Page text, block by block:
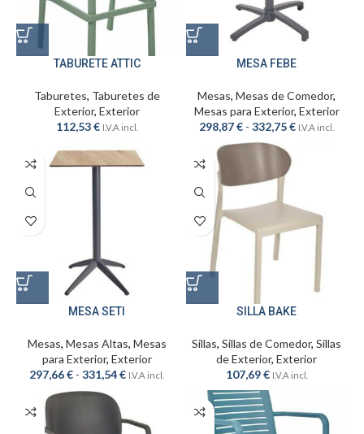
TABURETE ATTIC
Taburetes, Taburetes de
Exterior, Exterior
112,53€ I.V.A incl.
MESA FEBE
Mesas,Mesas de Comedor,
Mesas para Exterior, Exterior
298,87€ - 332,75€ I.V.A incl.
MESA SETI
Mesas, Mesas Altas, Mesas
para Exterior, Exterior
297,66€ - 331,54€ I.V.A incl.
SILLA BAKE
Sillas,Sillas de Comedor,Sillas
de Exterior,Exterior
107,69€ I.V.A incl.